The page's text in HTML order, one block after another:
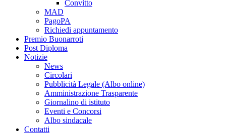
Convitto
MAD
PagoPA
Richiedi appuntamento
Premio Buonarroti
Post Diploma
Notizie
News
Circolari
Pubblicità Legale (Albo online)
Amministrazione Trasparente
Giornalino di istituto
Eventi e Concorsi
Albo sindacale
Contatti